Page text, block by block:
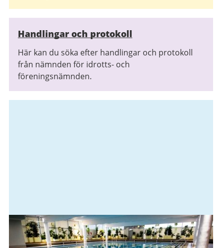
Handlingar och protokoll
Här kan du söka efter handlingar och protokoll
från nämnden för idrotts- och
föreningsnämnden.